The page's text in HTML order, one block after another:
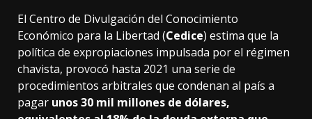
El Centro de Divulgación del Conocimiento
Económico para la Libertad (Cedice) estima que la
política de expropiaciones impulsada por el régimen
chavista, provocó hasta 2021 una serie de
procedimientos arbitrales que condenan al país a
pagar unos 30 mil millones de dólares,